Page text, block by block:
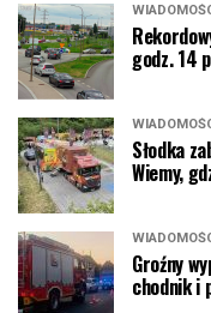
godz. 14
Słodka
Wiemy,
Groźny
chodnik i